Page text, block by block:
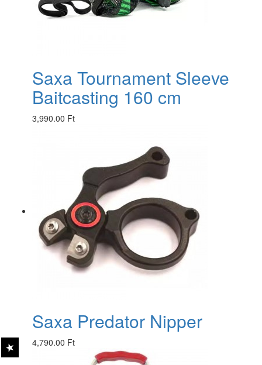
Saxa Tournament Sleeve
Baitcasting 160 cm
3,990.00 Ft
Saxa Predator Nipper
4,790.00 Ft